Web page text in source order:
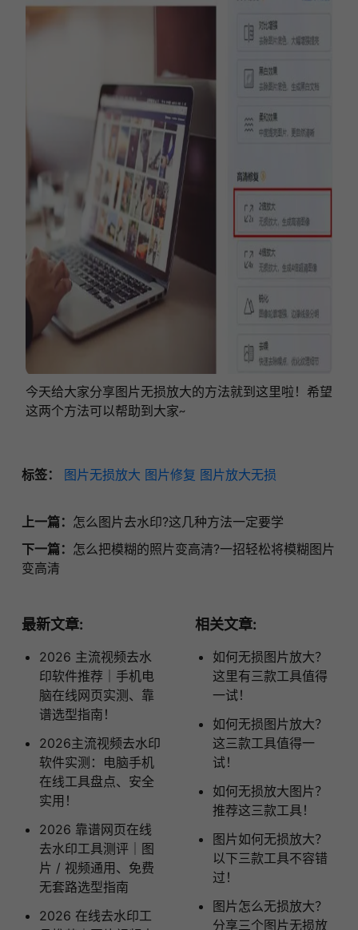
今天给大家分享图片无损放大的方法就到这里啦！希望
这两个方法可以帮助到大家~
标签： 图片无损放大 图片修复 图片放大无损
上一篇： 怎么图片去水印?这几种方法一定要学
下一篇： 怎么把模糊的照片变高清?一招轻松将模糊图片
变高清
最新文章:
2026 主流视频去水
印软件推荐｜手机电
脑在线网页实测、靠
谱选型指南！
2026主流视频去水印
软件实测：电脑手机
在线工具盘点、安全
实用！
2026 靠谱网页在线
去水印工具测评｜图
片 / 视频通用、免费
无套路选型指南
2026 在线去水印工
相关文章:
如何无损图片放大？
这里有三款工具值得
一试！
如何无损图片放大？
这三款工具值得一
试！
如何无损放大图片？
推荐这三款工具！
图片如何无损放大？
以下三款工具不容错
过！
图片怎么无损放大？
分享三个图片无损放